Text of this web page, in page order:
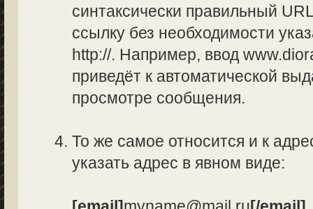
синтаксически правильный
ссылку без необходимости
http://. Например, ввод
приведёт к автоматической
просмотре сообщения.
То же самое относится и к
указать адрес в явном виде: